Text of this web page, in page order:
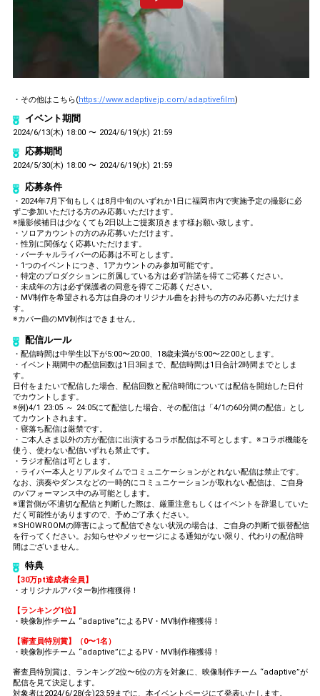
・その他はこちら(https://www.adaptivejp.com/adaptivefilm)
イベント期間
2024/6/13(木) 18:00 〜 2024/6/19(水) 21:59
応募期間
2024/5/30(木) 18:00 〜 2024/6/19(水) 21:59
応募条件
・2024年7月下旬もしくは8月中旬のいずれか1日に福岡市内で実施予定の撮影に必
ずご参加いただける方のみ応募いただけます。
※撮影候補日は少なくても2日以上ご提案頂きます様お願い致します。
・ソロアカウントの方のみ応募いただけます。
・性別に関係なく応募いただけます。
・バーチャルライバーの応募は不可とします。
・1つのイベントにつき、1アカウントのみ参加可能です。
・特定のプロダクションに所属している方は必ず許諾を得てご応募ください。
・未成年の方は必ず保護者の同意を得てご応募ください。
・MV制作を希望される方は自身のオリジナル曲をお持ちの方のみ応募いただけま
す。
※カバー曲のMV制作はできません。
配信ルール
・配信時間は中学生以下が5:00〜20:00、18歳未満が5:00〜22:00とします。
・イベント期間中の配信回数は1日3回まで、配信時間は1日合計2時間までとしま
す。
日付をまたいで配信した場合、配信回数と配信時間については配信を開始した日付
でカウントします。
※例)4/1 23:05 ～ 24:05にて配信した場合、その配信は「4/1の60分間の配信」とし
てカウントされます。
・寝落ち配信は厳禁です。
・ご本人さま以外の方が配信に出演するコラボ配信は不可とします。※コラボ機能を
使う、使わない配信いずれも禁止です。
・ラジオ配信は可とします。
・ライバー本人とリアルタイムでコミュニケーションがとれない配信は禁止です。
なお、演奏やダンスなどの一時的にコミュニケーションが取れない配信は、ご自身
のパフォーマンス中のみ可能とします。
※運営側が不適切な配信と判断した際は、厳重注意もしくはイベントを辞退していた
だく可能性がありますので、予めご了承ください。
※SHOWROOMの障害によって配信できない状況の場合は、ご自身の判断で振替配信
を行ってください。お知らせやメッセージによる通知がない限り、代わりの配信時
間はございません。
特典
【30万pt達成者全員】
・オリジナルアバター制作権獲得！
【ランキング1位】
・映像制作チーム “adaptive”によるPV・MV制作権獲得！
【審査員特別賞】（0〜1名）
・映像制作チーム “adaptive”によるPV・MV制作権獲得！
審査員特別賞は、ランキング2位〜6位の方を対象に、映像制作チーム “adaptive”が
配信を見て決定します。
対象者は2024/6/28(金)23:59までに、本イベントページにて発表いたします。